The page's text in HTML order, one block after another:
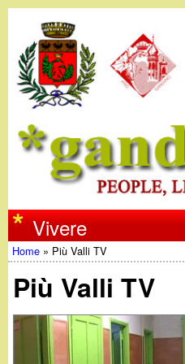
w
w
w
Vivere
Tu
sei
qui
Home » Più Valli TV
Più Valli TV